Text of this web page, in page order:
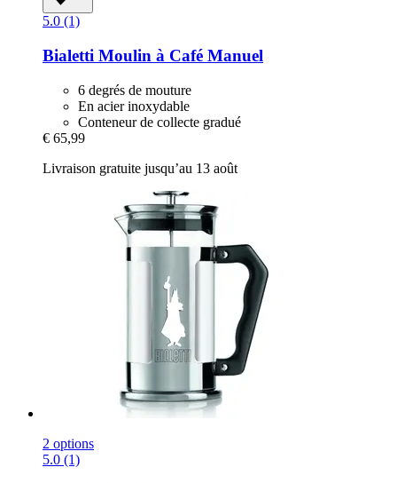
5.0 (1)
Bialetti Moulin à Café Manuel
6 degrés de mouture
En acier inoxydable
Conteneur de collecte gradué
€ 65,99
Livraison gratuite jusqu’au 13 août
2 options
5.0 (1)